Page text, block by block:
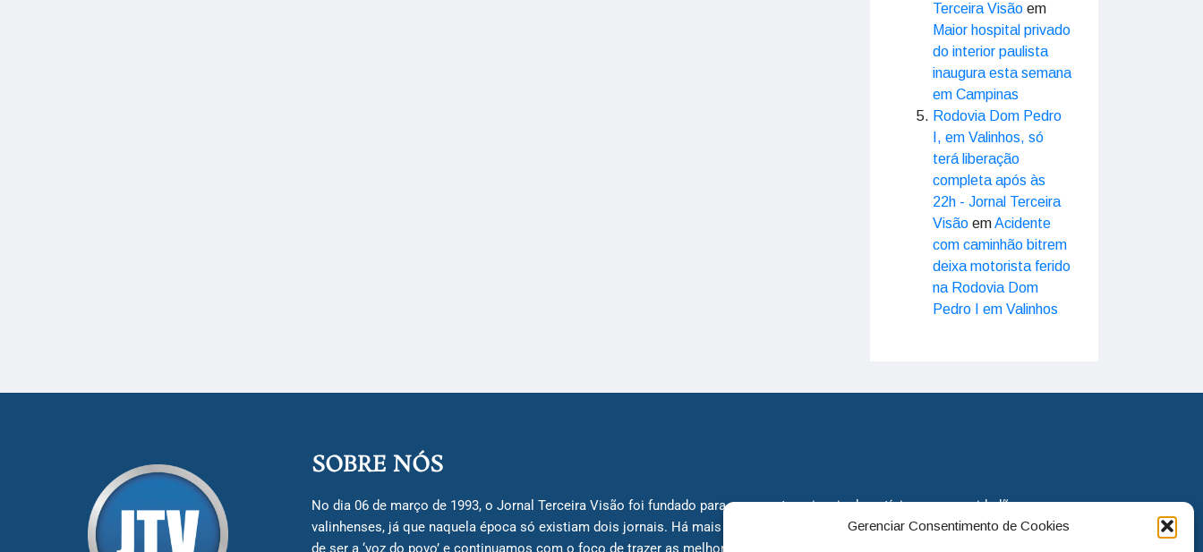
Gerenciar Consentimento de Cookies
Terceira Visão em
Maior hospital privado
do interior paulista
inaugura esta semana
em Campinas
Rodovia Dom Pedro
I, em Valinhos, só
terá liberação
completa após às
22h - Jornal Terceira
Visão emAcidente
com caminhão bitrem
deixa motorista ferido
na Rodovia Dom
Pedro I em Valinhos
SOBRE NÓS
No dia 06 de março de 1993, o Jornal Terceira Visão foi fundado para ser uma terceira via de notícias para os cidadãos
valinhenses, já que naquela época só existiam dois jornais. Há mais de 30 anos, o jornal continua assumindo o papel
de ser a ‘voz do povo’ e continuamos com o foco de trazer as melhores notícias. Nunca deixamos de lado as